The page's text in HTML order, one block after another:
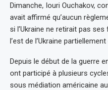
Dimanche, Iouri Ouchakov,
avait affirmé qu’aucun
si l’Ukraine ne retirait pas
l’est de l’Ukraine
Depuis le début de la guerre
ont participé à plusieurs
sous médiation américaine